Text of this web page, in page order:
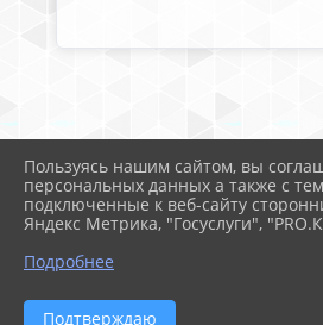
Пользуясь нашим сайтом, вы
персональных данных а также с
подключенные к веб-сайту
Яндекс Метрика, "Госуслуги",
Подробнее
Подтверждаю